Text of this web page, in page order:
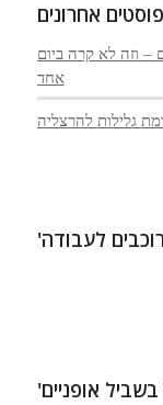
פוסטים אחרונים
– וזה לא קרה ביום
אחד
גלילות להרצליה
לעבודה'
אופניים'